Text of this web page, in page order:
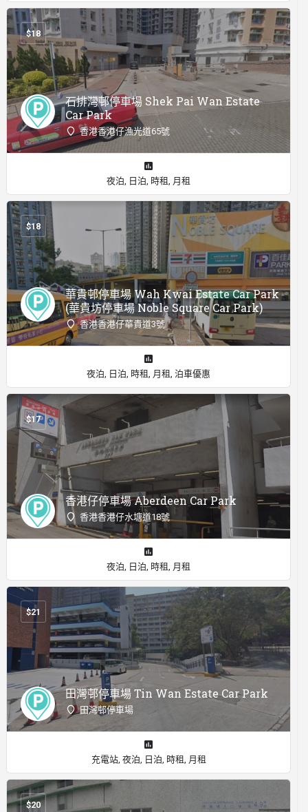
石排灣邨停車場 Shek Pai Wan Estate
Car Park
香港香港仔漁光道65號
$18
夜泊, 日泊, 時租, 月租
華貴邨停車場 Wah Kwai Estate Car Park
(華貴坊停車場 Noble Square Car Park)
香港香港仔華貴道3號
$18
夜泊, 日泊, 時租, 月租, 泊車優惠
香港仔停車場 Aberdeen Car Park
香港香港仔水塘道18號
$17
夜泊, 日泊, 時租, 月租
田灣邨停車場 Tin Wan Estate Car Park
田灣邨停車場
$21
充電站, 夜泊, 日泊, 時租, 月租
$20